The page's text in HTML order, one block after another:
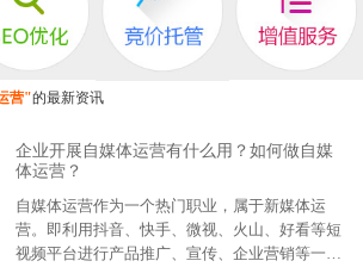
营"的最新资讯
企业开展自媒体运营有什么用？如何做自媒
体运营？
自媒体运营作为一个热门职业，属于新媒体运
营。即利用抖音、快手、微视、火山、好看等短
视频平台进行产品推广、宣传、企业营销等一系